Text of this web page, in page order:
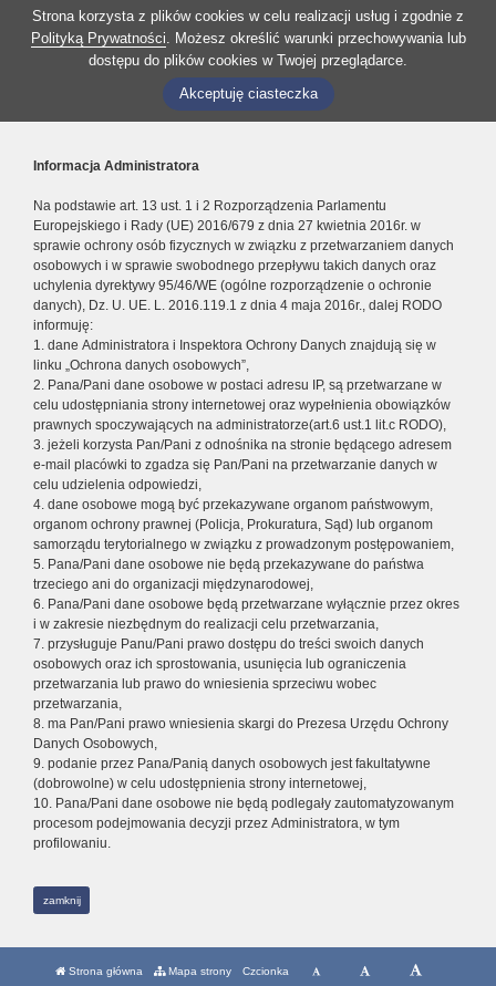
Strona korzysta z plików cookies w celu realizacji usług i zgodnie z
Polityką Prywatności. Możesz określić warunki przechowywania lub
dostępu do plików cookies w Twojej przeglądarce.
Akceptuję ciasteczka
Informacja Administratora
Na podstawie art. 13 ust. 1 i 2 Rozporządzenia Parlamentu
Europejskiego i Rady (UE) 2016/679 z dnia 27 kwietnia 2016r. w
sprawie ochrony osób fizycznych w związku z przetwarzaniem danych
osobowych i w sprawie swobodnego przepływu takich danych oraz
uchylenia dyrektywy 95/46/WE (ogólne rozporządzenie o ochronie
danych), Dz. U. UE. L. 2016.119.1 z dnia 4 maja 2016r., dalej RODO
informuję:
1. dane Administratora i Inspektora Ochrony Danych znajdują się w
linku „Ochrona danych osobowych”,
2. Pana/Pani dane osobowe w postaci adresu IP, są przetwarzane w
celu udostępniania strony internetowej oraz wypełnienia obowiązków
prawnych spoczywających na administratorze(art.6 ust.1 lit.c RODO),
3. jeżeli korzysta Pan/Pani z odnośnika na stronie będącego adresem
e-mail placówki to zgadza się Pan/Pani na przetwarzanie danych w
celu udzielenia odpowiedzi,
4. dane osobowe mogą być przekazywane organom państwowym,
organom ochrony prawnej (Policja, Prokuratura, Sąd) lub organom
samorządu terytorialnego w związku z prowadzonym postępowaniem,
5. Pana/Pani dane osobowe nie będą przekazywane do państwa
trzeciego ani do organizacji międzynarodowej,
6. Pana/Pani dane osobowe będą przetwarzane wyłącznie przez okres
i w zakresie niezbędnym do realizacji celu przetwarzania,
7. przysługuje Panu/Pani prawo dostępu do treści swoich danych
osobowych oraz ich sprostowania, usunięcia lub ograniczenia
przetwarzania lub prawo do wniesienia sprzeciwu wobec
przetwarzania,
8. ma Pan/Pani prawo wniesienia skargi do Prezesa Urzędu Ochrony
Danych Osobowych,
9. podanie przez Pana/Panią danych osobowych jest fakultatywne
(dobrowolne) w celu udostępnienia strony internetowej,
10. Pana/Pani dane osobowe nie będą podlegały zautomatyzowanym
procesom podejmowania decyzji przez Administratora, w tym
profilowaniu.
zamknij
Strona główna Mapa strony Czcionka